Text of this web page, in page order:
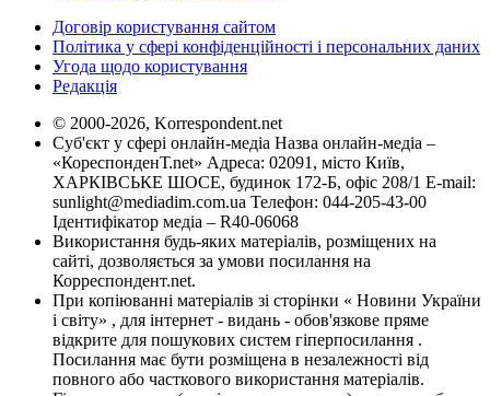
Договір користування сайтом
Політика у сфері конфіденційності і персональних даних
Угода щодо користування
Редакція
© 2000-2026, Korrespondent.net
Суб'єкт у сфері онлайн-медіа Назва онлайн-медіа –
«КореспонденТ.net» Адреса: 02091, місто Київ,
ХАРКІВСЬКЕ ШОСЕ, будинок 172-Б, офіс 208/1 E-mail:
sunlight@mediadim.com.ua Телефон: 044-205-43-00
Ідентифікатор медіа – R40-06068
Використання будь-яких матеріалів, розміщених на
сайті, дозволяється за умови посилання на
Корреспондент.net.
При копіюванні матеріалів зі сторінки « Новини України
і світу» , для інтернет - видань - обов'язкове пряме
відкрите для пошукових систем гіперпосилання .
Посилання має бути розміщена в незалежності від
повного або часткового використання матеріалів.